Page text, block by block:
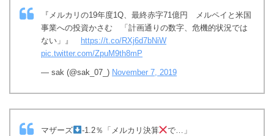
『メルカリの19年度1Q、最終赤字71億円 メルペイと米国
事業への投資かさむ 「計画通りの数字、危機的状況では
ない」』
https://t.co/RXj6d7bNiW
pic.twitter.com/ZpuM9th8mP
— sak (@sak_07_) November 7, 2019
マザーズ -1.2％「メルカリ決算 で…」